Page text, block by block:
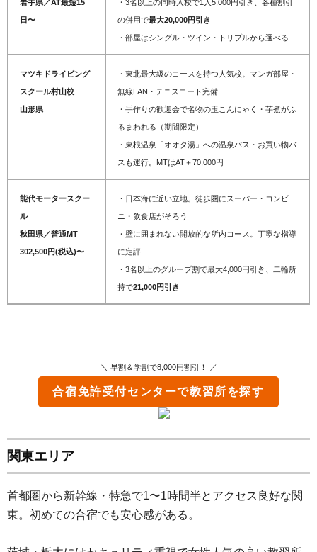
岩手県／AT最短15
日〜
・3名以上の同時入校で1人5,000円引き、各種割引
の併用で最大20,000円引き
・部屋はシングル・ツイン・トリプルから選べる
マツキドライビング
スクール村山校
山形県
・東北最大級のコースを持つ人気校。マンガ部屋・
無線LAN・テニスコート完備
・手作りの歓迎会で名物の玉こんにゃく・芋煮がふ
るまわれる（期間限定）
・東根温泉「オオタ湯」への温泉バス・お買い物バ
スも運行。MTはAT＋70,000円
能代モータースクー
ル
秋田県／普通MT
302,500円(税込)〜
・日本海に近い立地。徒歩圏にスーパー・コンビ
ニ・飲食店がそろう
・壁に囲まれない開放的な所内コース。丁寧な指導
に定評
・3名以上のグループ割で最大4,000円引き、二輪所
持で21,000円引き
＼ 早割＆学割で8,000円割引！ ／
合宿免許受付センターで教習所を探す
関東エリア
首都圏から新幹線・特急で1〜1時間半とアクセス良好な関
東。初めての合宿でも安心感がある。